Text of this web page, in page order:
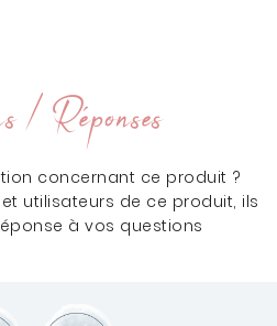
/ Réponses
concernant ce produit ?
utilisateurs de ce produit, ils
à vos questions